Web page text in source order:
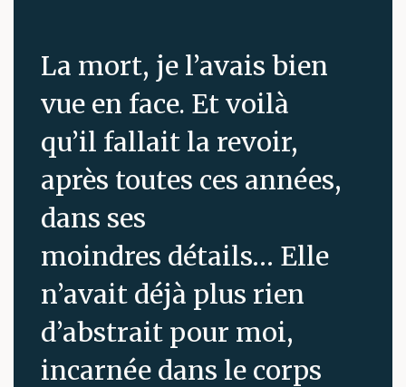
La mort, je l’avais bien
vue en face. Et voilà
qu’il fallait la revoir,
après toutes ces années,
dans ses
moindres détails… Elle
n’avait déjà plus rien
d’abstrait pour moi,
incarnée dans le corps